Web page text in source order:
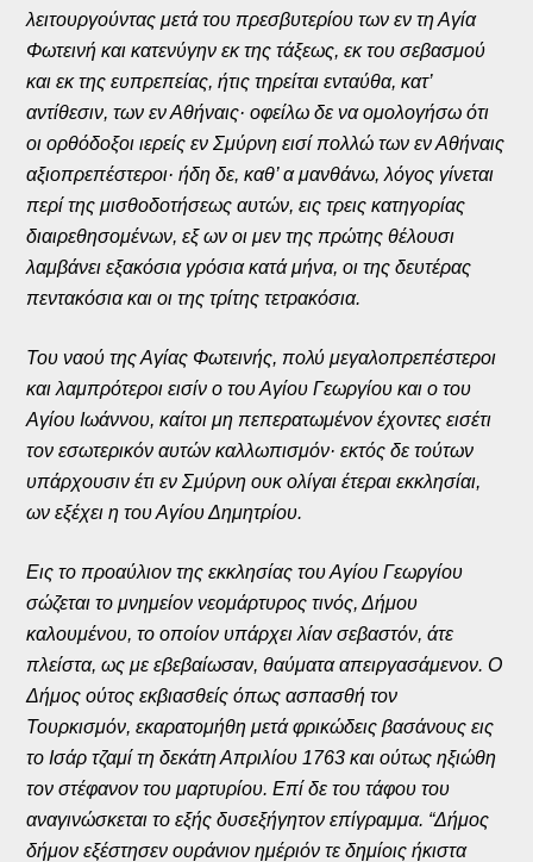
λειτουργούντας μετά του πρεσβυτερίου των εν τη Αγία
Φωτεινή και κατενύγην εκ της τάξεως, εκ του σεβασμού
και εκ της ευπρεπείας, ήτις τηρείται ενταύθα, κατ’
αντίθεσιν, των εν Αθήναις· οφείλω δε να ομολογήσω ότι
οι ορθόδοξοι ιερείς εν Σμύρνη εισί πολλώ των εν Αθήναις
αξιοπρεπέστεροι· ήδη δε, καθ’ α μανθάνω, λόγος γίνεται
περί της μισθοδοτήσεως αυτών, εις τρεις κατηγορίας
διαιρεθησομένων, εξ ων οι μεν της πρώτης θέλουσι
λαμβάνει εξακόσια γρόσια κατά μήνα, οι της δευτέρας
πεντακόσια και οι της τρίτης τετρακόσια.
Του ναού της Αγίας Φωτεινής, πολύ μεγαλοπρεπέστεροι
και λαμπρότεροι εισίν ο του Αγίου Γεωργίου και ο του
Αγίου Ιωάννου, καίτοι μη πεπερατωμένον έχοντες εισέτι
τον εσωτερικόν αυτών καλλωπισμόν· εκτός δε τούτων
υπάρχουσιν έτι εν Σμύρνη ουκ ολίγαι έτεραι εκκλησίαι,
ων εξέχει η του Αγίου Δημητρίου.
Εις το προαύλιον της εκκλησίας του Αγίου Γεωργίου
σώζεται το μνημείον νεομάρτυρος τινός, Δήμου
καλουμένου, το οποίον υπάρχει λίαν σεβαστόν, άτε
πλείστα, ως με εβεβαίωσαν, θαύματα απειργασάμενον. Ο
Δήμος ούτος εκβιασθείς όπως ασπασθή τον
Τουρκισμόν, εκαρατομήθη μετά φρικώδεις βασάνους εις
το Ισάρ τζαμί τη δεκάτη Απριλίου 1763 και ούτως ηξιώθη
τον στέφανον του μαρτυρίου. Επί δε του τάφου του
αναγινώσκεται το εξής δυσεξήγητον επίγραμμα. “Δήμος
δήμον εξέστησεν ουράνιον ημέριόν τε δημίοις ήκιστα